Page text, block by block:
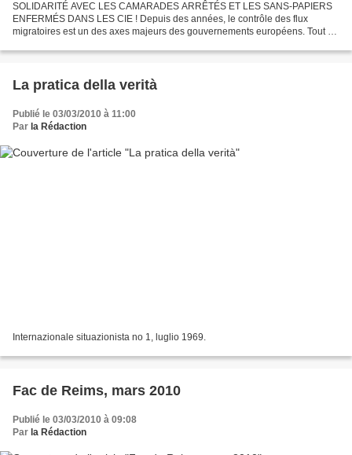
SOLIDARITÉ AVEC LES CAMARADES ARRÊTÉS ET LES SANS-PAPIERS
ENFERMÉS DANS LES CIE ! Depuis des années, le contrôle des flux
migratoires est un des axes majeurs des gouvernements européens. Tout en
La pratica della verità
Publié le 03/03/2010 à 11:00
Par la Rédaction
Internazionale situazionista no 1, luglio 1969.
Fac de Reims, mars 2010
Publié le 03/03/2010 à 09:08
Par la Rédaction